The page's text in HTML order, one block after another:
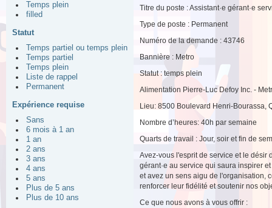
Temps plein
filled
Statut
Temps partiel ou temps plein
Temps partiel
Temps plein
Liste de rappel
Permanent
Expérience requise
Sans
6 mois à 1 an
1 an
2 ans
3 ans
4 ans
5 ans
Plus de 5 ans
Plus de 10 ans
Titre du poste : Assistant·e gérant·e
Type de poste : Permanent
Numéro de la demande : 43746
Bannière : Metro
Statut : temps plein
Alimentation Pierre-Luc Defoy Inc. -
Lieu: 8500 Boulevard Henri-Bourassa,
Nombre d’heures: 40h par semaine
Quarts de travail : Jour, soir et fin de
Avez-vous l'esprit de service et le désir
gérant·e au service qui saura inspirer
et avez un sens aigu de l'organisation,
renforcer leur fidélité et soutenir nos
Ce que nous avons à vous offrir :